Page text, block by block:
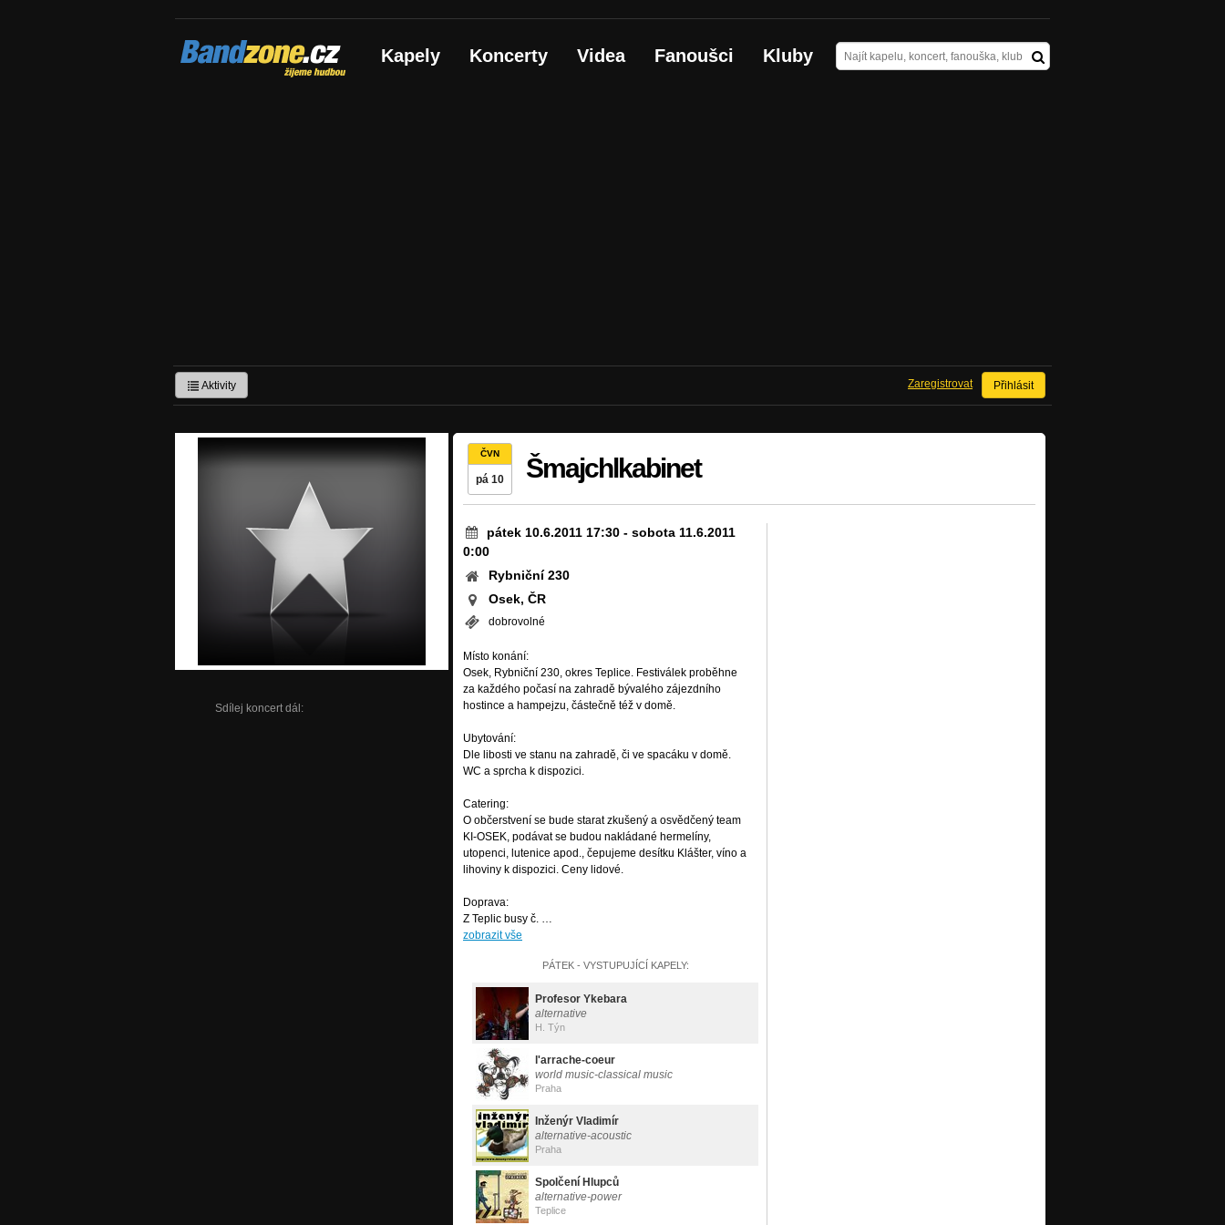
Bandzone.cz
žijeme hudbou Kapely Koncerty Videa Fanoušci Kluby
Aktivity Přihlásit
Zaregistrovat
Sdílej koncert dál:
ČVN
pá 10 Šmajchlkabinet
pátek 10.6.2011 17:30 - sobota 11.6.2011
0:00
Rybniční 230
Osek, ČR
dobrovolné
Místo konání:
Osek, Rybniční 230, okres Teplice. Festiválek proběhne
za každého počasí na zahradě bývalého zájezdního
hostince a hampejzu, částečně též v domě.
Ubytování:
Dle libosti ve stanu na zahradě, či ve spacáku v domě.
WC a sprcha k dispozici.
Catering:
O občerstvení se bude starat zkušený a osvědčený team
KI-OSEK, podávat se budou nakládané hermelíny,
utopenci, lutenice apod., čepujeme desítku Klášter, víno a
lihoviny k dispozici. Ceny lidové.
Doprava:
Z Teplic busy č. …
zobrazit vše
PÁTEK - VYSTUPUJÍCÍ KAPELY:
Profesor Ykebara
alternative
H. Týn
l'arrache-coeur
world music-classical music
Praha
Inženýr Vladimír
alternative-acoustic
Praha
Spolčení Hlupců
alternative-power
Teplice